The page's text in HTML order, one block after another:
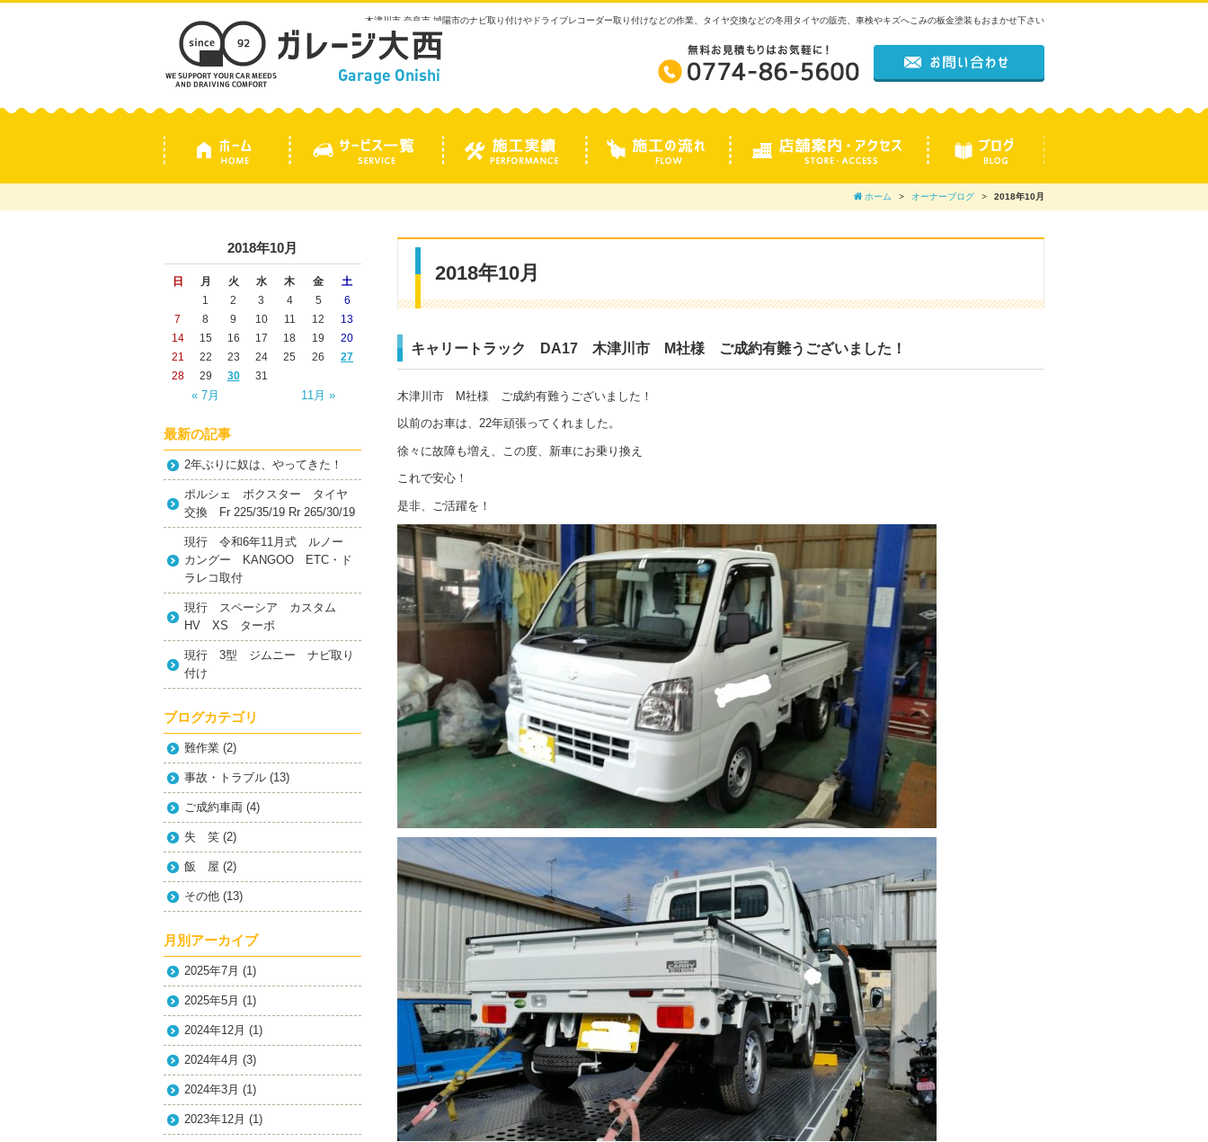
木津川市 奈良市 城陽市のナビ取り付けやドライブレコーダー取り付けなどの作業、タイヤ交換などの冬用タイヤの販売、車検やキズへこみの板金塗装もおまかせ下さい
ホーム オーナーブログ 2018年10月
2018年10月
キャリートラック DA17 木津川市 M社様 ご成約有難うございました！
木津川市 M社様 ご成約有難うございました！
以前のお車は、22年頑張ってくれました。
徐々に故障も増え、この度、新車にお乗り換え
これで安心！
是非、ご活躍を！
2018年10月
日 月 火 水 木 金 土
« 7月 11月 »
1 2 3 4 5
6
7
8 9 10 11 12
13
14
15 16 17 18 19
20
21
22 23 24 25 26
27
28
29 30 31
最新の記事
2年ぶりに奴は、やってきた！
ポルシェ ボクスター タイヤ
交換 Fr 225/35/19 Rr 265/30/19
現行 令和6年11月式 ルノー
カングー KANGOO ETC・ド
ラレコ取付
現行 スペーシア カスタム
HV XS ターボ
現行 3型 ジムニー ナビ取り
付け
ブログカテゴリ
難作業 (2)
事故・トラブル (13)
ご成約車両 (4)
失 笑 (2)
飯 屋 (2)
その他 (13)
月別アーカイブ
2025年7月 (1)
2025年5月 (1)
2024年12月 (1)
2024年4月 (3)
2024年3月 (1)
2023年12月 (1)